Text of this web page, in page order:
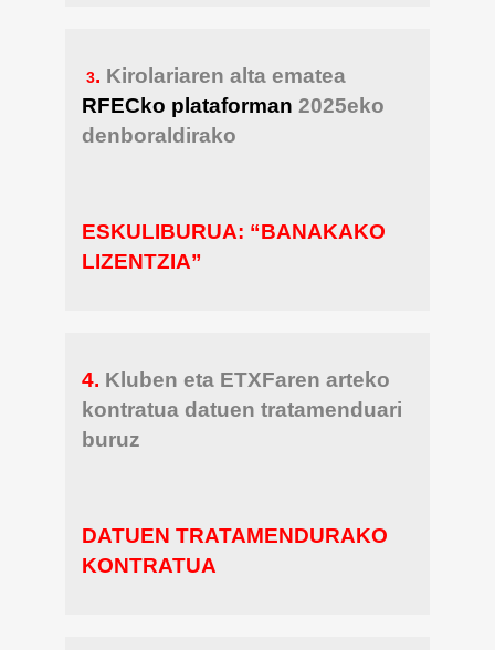
3. Kirolariaren alta ematea
RFECko plataforman 2025eko
denboraldirako
ESKULIBURUA: “BANAKAKO
LIZENTZIA”
4. Kluben eta ETXFaren arteko
kontratua datuen tratamenduari
buruz
DATUEN TRATAMENDURAKO
KONTRATUA